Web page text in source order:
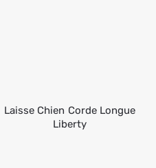
Laisse Chien Corde Longue
Liberty